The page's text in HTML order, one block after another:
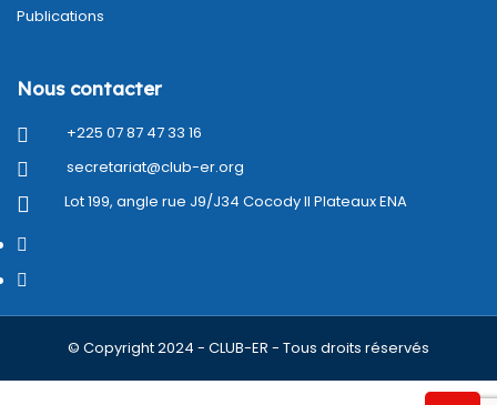
Publications
Nous contacter
+225 07 87 47 33 16
secretariat@club-er.org
Lot 199, angle rue J9/J34 Cocody II Plateaux ENA
© Copyright 2024 - CLUB-ER - Tous droits réservés